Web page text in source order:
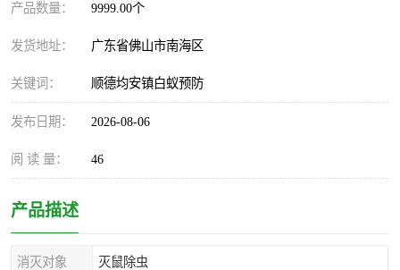
产品数量： 9999.00个
发货地址： 广东省佛山市南海区
关键词： 顺德均安镇白蚁预防
发布日期： 2026-08-06
阅 读 量： 46
产品描述
消灭对象 灭鼠除虫